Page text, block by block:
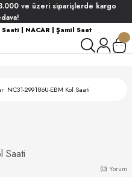
ve üzeri siparişlerde kargo
NC31-299186U-EBM Kol Saati
Saati
(0) Yorum